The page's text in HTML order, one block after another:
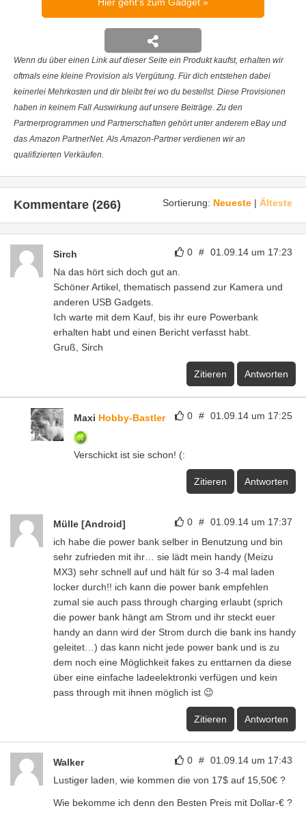
Wenn du über einen Link auf dieser Seite ein Produkt kaufst, erhalten wir
oftmals eine kleine Provision als Vergütung. Für dich entstehen dabei
keinerlei Mehrkosten und dir bleibt frei wo du bestellst. Diese Provisionen
haben in keinem Fall Auswirkung auf unsere Beiträge. Zu den
Partnerprogrammen und Partnerschaften gehört unter anderem eBay und
das Amazon PartnerNet. Als Amazon-Partner verdienen wir an
qualifizierten Verkäufen.
Sortierung: Neueste | Älteste
Kommentare (266)
0 # 01.09.14 um 17:23
Sirch
Na das hört sich doch gut an.
Schöner Artikel, thematisch passend zur Kamera und
anderen USB Gadgets.
Ich warte mit dem Kauf, bis ihr eure Powerbank
erhalten habt und einen Bericht verfasst habt.
Gruß, Sirch
Zitieren Antworten
0 # 01.09.14 um 17:25
Maxi Hobby-Bastler
Verschickt ist sie schon! (:
Zitieren Antworten
0 # 01.09.14 um 17:37
Mülle [Android]
ich habe die power bank selber in Benutzung und bin
sehr zufrieden mit ihr… sie lädt mein handy (Meizu
MX3) sehr schnell auf und hält für so 3-4 mal laden
locker durch!! ich kann die power bank empfehlen
zumal sie auch pass through charging erlaubt (sprich
die power bank hängt am Strom und ihr steckt euer
handy an dann wird der Strom durch die bank ins handy
geleitet…) das kann nicht jede power bank und is zu
dem noch eine Möglichkeit fakes zu enttarnen da diese
über eine einfache ladeelektronki verfügen und kein
pass through mit ihnen möglich ist 😉
Zitieren Antworten
0 # 01.09.14 um 17:43
Walker
Lustiger laden, wie kommen die von 17$ auf 15,50€ ?
Wie bekomme ich denn den Besten Preis mit Dollar-€ ?